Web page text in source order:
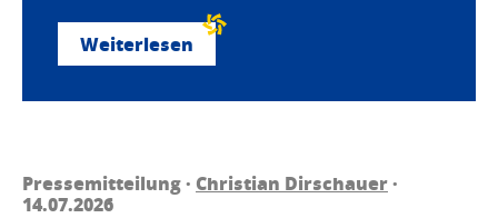
Weiterlesen
Pressemitteilung · Christian Dirschauer·
14.07.2026